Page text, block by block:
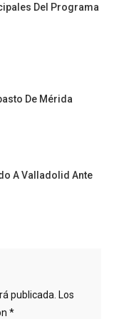
Del Programa
De Mérida
A Valladolid Ante
publicada. Los
*